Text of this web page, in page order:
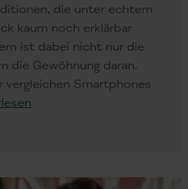
die unter echtem
kaum noch erklärbar
ist dabei nicht nur die
die Gewöhnung daran.
vergleichen Smartphones